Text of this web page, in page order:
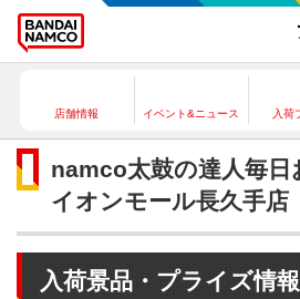
店舗情報 イベント&ニュース 入荷
namco太鼓の達人毎日
イオンモール長久手店
入荷景品・プライズ情報